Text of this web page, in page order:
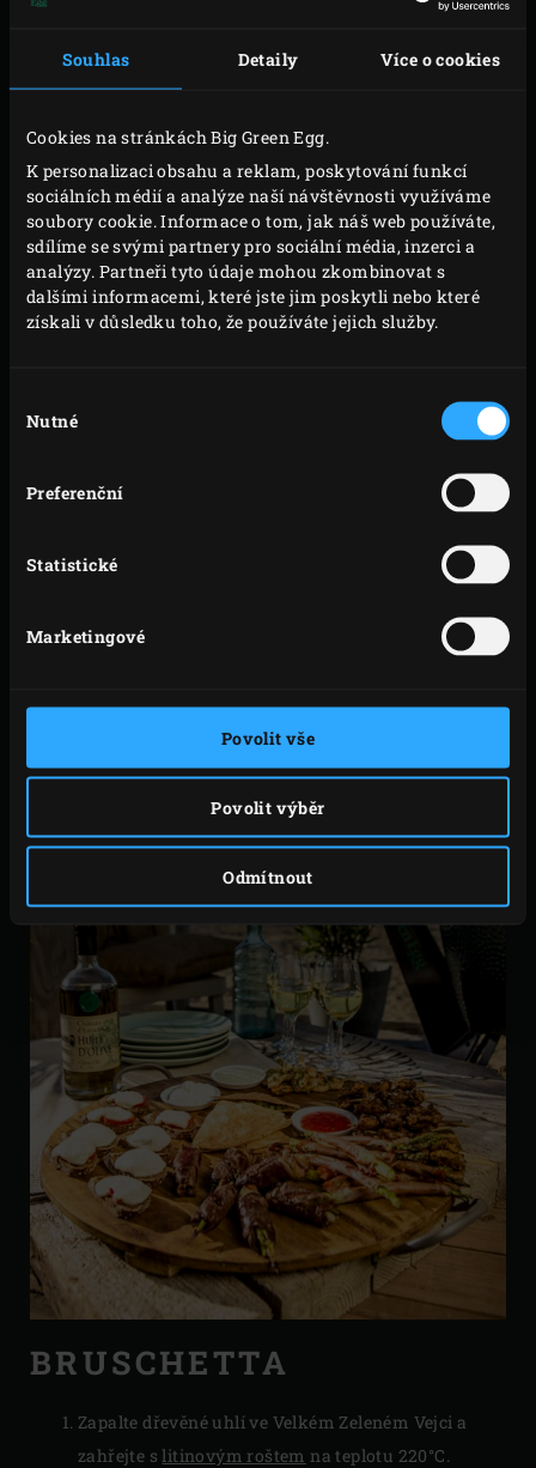
Souhlas Detaily Více o cookies
Cookies na stránkách Big Green Egg.
K personalizaci obsahu a reklam, poskytování funkcí
sociálních médií a analýze naší návštěvnosti využíváme
soubory cookie. Informace o tom, jak náš web používáte,
sdílíme se svými partnery pro sociální média, inzerci a
analýzy. Partneři tyto údaje mohou zkombinovat s
dalšími informacemi, které jste jim poskytli nebo které
získali v důsledku toho, že používáte jejich služby.
souhlasu
Nutné
Preferenční
Statistické
Marketingové
Povolit vše
Povolit výběr
Odmítnout
okapat. Nakrájejte cuketu na malé kostičky a jarní
cibuli na tenké kroužky. Rozpůlte avokádo na
polovinu, odstraňte pecku a poté oloupejte a
nakrájejte na malé kostičky. Sdrhněte listy z
bazalky a jemně nakrájejte. Strouhaný sýr
smíchejte se zeleninou, avokádem a bazalkou.
položte další tortily, kozím sýrem dolů, na vrstvu
každou tortillu do folie a uchovejte v ledničce.
BRUSCHETTA
Zapalte dřevěné uhlí ve Velkém Zeleném Vejci a
zahřejte s litinovým roštem na teplotu 220°C.